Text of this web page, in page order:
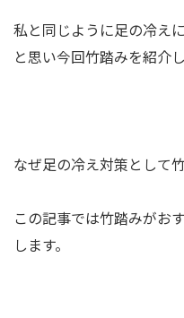
私と同じように足の冷え
と思い今回竹踏みを紹介し
なぜ足の冷え対策として
この記事では竹踏みがお
します。